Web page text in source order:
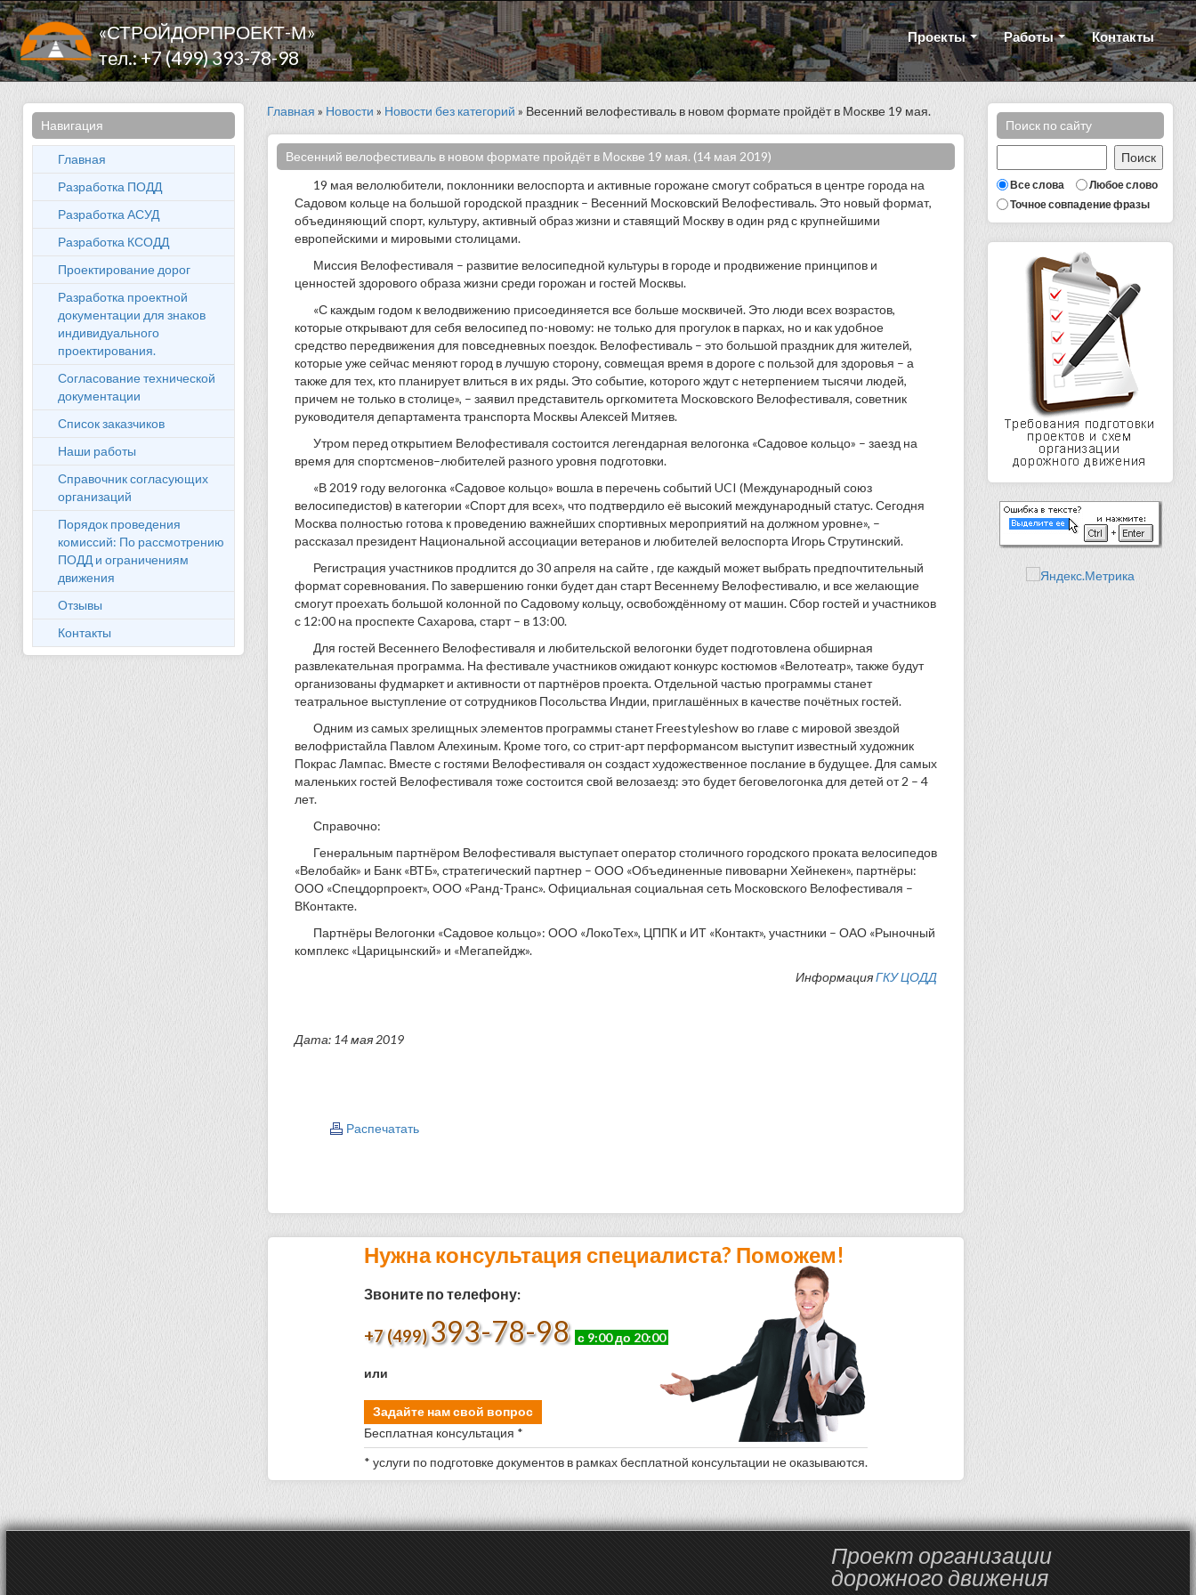
«СТРОЙДОРПРОЕКТ-М»
тел.: +7 (499) 393-78-98
Проекты Работы Контакты
Навигация
Главная
Разработка ПОДД
Разработка АСУД
Разработка КСОДД
Проектирование дорог
Разработка проектной
документации для знаков
индивидуального
проектирования.
Согласование технической
документации
Список заказчиков
Наши работы
Справочник согласующих
организаций
Порядок проведения
комиссий: По рассмотрению
ПОДД и ограничениям
движения
Отзывы
Контакты
Поиск по сайту
Все слова
Любое слово
Точное совпадение фразы
Главная » Новости » Новости без категорий » Весенний велофестиваль в новом формате пройдёт в Москве 19 мая.
Весенний велофестиваль в новом формате пройдёт в Москве 19 мая. (14 мая 2019)
19 мая велолюбители, поклонники велоспорта и активные горожане смогут собраться в центре города на
Садовом кольце на большой городской праздник – Весенний Московский Велофестиваль. Это новый формат,
объединяющий спорт, культуру, активный образ жизни и ставящий Москву в один ряд с крупнейшими
европейскими и мировыми столицами.
Миссия Велофестиваля – развитие велосипедной культуры в городе и продвижение принципов и
ценностей здорового образа жизни среди горожан и гостей Москвы.
«С каждым годом к велодвижению присоединяется все больше москвичей. Это люди всех возрастов,
которые открывают для себя велосипед по-новому: не только для прогулок в парках, но и как удобное
средство передвижения для повседневных поездок. Велофестиваль – это большой праздник для жителей,
которые уже сейчас меняют город в лучшую сторону, совмещая время в дороге с пользой для здоровья – а
также для тех, кто планирует влиться в их ряды. Это событие, которого ждут с нетерпением тысячи людей,
причем не только в столице», – заявил представитель оргкомитета Московского Велофестиваля, советник
руководителя департамента транспорта Москвы Алексей Митяев.
Утром перед открытием Велофестиваля состоится легендарная велогонка «Садовое кольцо» – заезд на
время для спортсменов–любителей разного уровня подготовки.
«В 2019 году велогонка «Садовое кольцо» вошла в перечень событий UCI (Международный союз
велосипедистов) в категории «Спорт для всех», что подтвердило её высокий международный статус. Сегодня
Москва полностью готова к проведению важнейших спортивных мероприятий на должном уровне», –
рассказал президент Национальной ассоциации ветеранов и любителей велоспорта Игорь Струтинский.
Регистрация участников продлится до 30 апреля на сайте , где каждый может выбрать предпочтительный
формат соревнования. По завершению гонки будет дан старт Весеннему Велофестивалю, и все желающие
смогут проехать большой колонной по Садовому кольцу, освобождённому от машин. Сбор гостей и участников
с 12:00 на проспекте Сахарова, старт – в 13:00.
Для гостей Весеннего Велофестиваля и любительской велогонки будет подготовлена обширная
развлекательная программа. На фестивале участников ожидают конкурс костюмов «Велотеатр», также будут
организованы фудмаркет и активности от партнёров проекта. Отдельной частью программы станет
театральное выступление от сотрудников Посольства Индии, приглашённых в качестве почётных гостей.
Одним из самых зрелищных элементов программы станет Freestyleshow во главе с мировой звездой
велофристайла Павлом Алехиным. Кроме того, со стрит-арт перформансом выступит известный художник
Покрас Лампас. Вместе с гостями Велофестиваля он создаст художественное послание в будущее. Для самых
маленьких гостей Велофестиваля тоже состоится свой велозаезд: это будет беговелогонка для детей от 2 – 4
лет.
Справочно:
Генеральным партнёром Велофестиваля выступает оператор столичного городского проката велосипедов
«Велобайк» и Банк «ВТБ», стратегический партнер – ООО «Объединенные пивоварни Хейнекен», партнёры:
ООО «Спецдорпроект», ООО «Ранд-Транс». Официальная социальная сеть Московского Велофестиваля –
ВКонтакте.
Партнёры Велогонки «Садовое кольцо»: ООО «ЛокоТех», ЦППК и ИТ «Контакт», участники – ОАО «Рыночный
комплекс «Царицынский» и «Мегапейдж».
ИнформацияГКУ ЦОДД
Дата: 14 мая 2019
Распечатать
Нужна консультация специалиста? Поможем!
Звоните по телефону:
+7 (499) 393-78-98 с 9:00 до 20:00
или
Задайте нам свой вопрос
Бесплатная консультация *
* услуги по подготовке документов в рамках бесплатной консультации не оказываются.
Проект организации
дорожного движения